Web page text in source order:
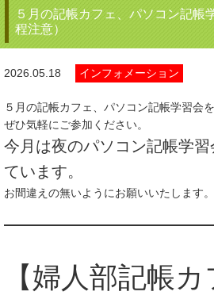
５月の記帳カフェ、パソコン記帳
程注意）
2026.05.18 インフォメーション
５月の記帳カフェ、パソコン記帳学習会
ぜひ気軽にご参加ください。
今月は夜のパソコン記帳学
ています。
お間違えの無いようにお願いいたします。
【婦人部記帳カ